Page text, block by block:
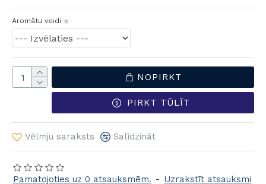
Pamatojoties uz 0 atsauksmēm. - Uzrakstīt atsauksmi
Aromātu veidi
NOPIRKT
PIRKT TŪLĪT
Vēlmju saraksts Salīdzināt